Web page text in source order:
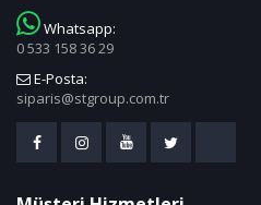
Whatsapp:
0 533 158 36 29
E-Posta:
siparis@stgroup.com.tr